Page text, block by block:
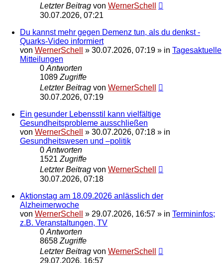
Letzter Beitrag von WernerSchell
30.07.2026, 07:21
Du kannst mehr gegen Demenz tun, als du denkst -
Quarks-Video informiert
von WernerSchell » 30.07.2026, 07:19 » in Tagesaktuelle
Mitteilungen
0 Antworten
1089 Zugriffe
Letzter Beitrag von WernerSchell
30.07.2026, 07:19
Ein gesunder Lebensstil kann vielfältige
Gesundheitsprobleme ausschließen
von WernerSchell » 30.07.2026, 07:18 » in
Gesundheitswesen und –politik
0 Antworten
1521 Zugriffe
Letzter Beitrag von WernerSchell
30.07.2026, 07:18
Aktionstag am 18.09.2026 anlässlich der
Alzheimerwoche
von WernerSchell » 29.07.2026, 16:57 » in Termininfos;
z.B. Veranstaltungen, TV
0 Antworten
8658 Zugriffe
Letzter Beitrag von WernerSchell
29.07.2026, 16:57